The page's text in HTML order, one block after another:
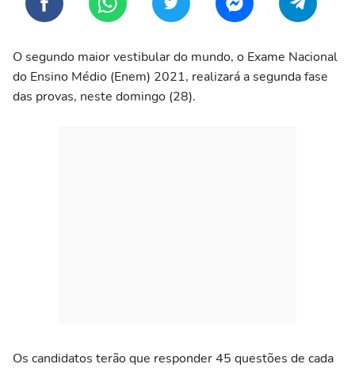
O segundo maior vestibular do mundo, o Exame Nacional
do Ensino Médio (Enem) 2021, realizará a segunda fase
das provas, neste domingo (28).
Os candidatos terão que responder 45 questões de cada